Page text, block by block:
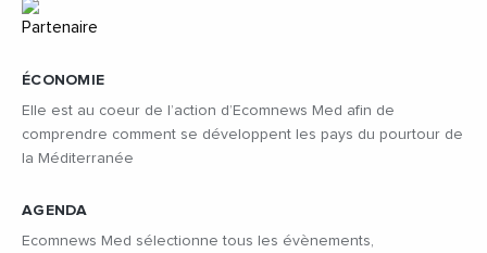
ÉCONOMIE
Elle est au coeur de l’action d’Ecomnews Med afin de
comprendre comment se développent les pays du pourtour de
la Méditerranée
AGENDA
Ecomnews Med sélectionne tous les évènements,